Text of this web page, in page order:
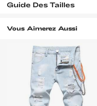
Guide Des Tailles
Vous Aimerez Aussi